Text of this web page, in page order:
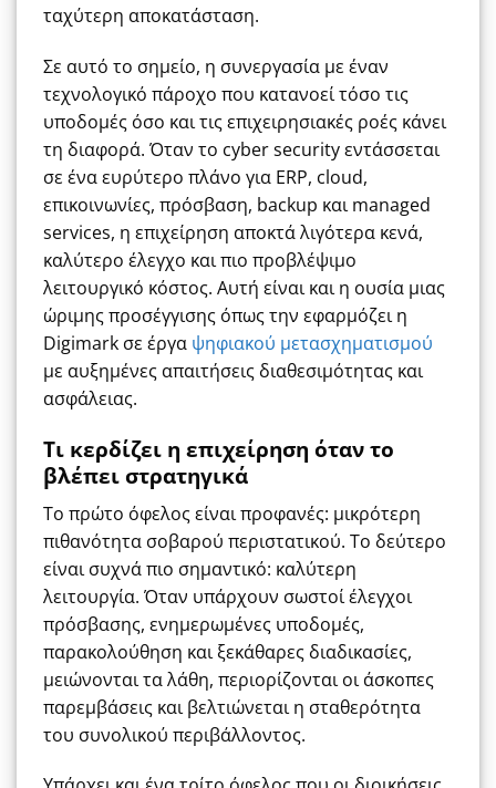
ταχύτερη αποκατάσταση.
Σε αυτό το σημείο, η συνεργασία με έναν
τεχνολογικό πάροχο που κατανοεί τόσο τις
υποδομές όσο και τις επιχειρησιακές ροές κάνει
τη διαφορά. Όταν το cyber security εντάσσεται
σε ένα ευρύτερο πλάνο για ERP, cloud,
επικοινωνίες, πρόσβαση, backup και managed
services, η επιχείρηση αποκτά λιγότερα κενά,
καλύτερο έλεγχο και πιο προβλέψιμο
λειτουργικό κόστος. Αυτή είναι και η ουσία μιας
ώριμης προσέγγισης όπως την εφαρμόζει η
Digimark σε έργα ψηφιακού μετασχηματισμού
με αυξημένες απαιτήσεις διαθεσιμότητας και
ασφάλειας.
Τι κερδίζει η επιχείρηση όταν το
βλέπει στρατηγικά
Το πρώτο όφελος είναι προφανές: μικρότερη
πιθανότητα σοβαρού περιστατικού. Το δεύτερο
είναι συχνά πιο σημαντικό: καλύτερη
λειτουργία. Όταν υπάρχουν σωστοί έλεγχοι
πρόσβασης, ενημερωμένες υποδομές,
παρακολούθηση και ξεκάθαρες διαδικασίες,
μειώνονται τα λάθη, περιορίζονται οι άσκοπες
παρεμβάσεις και βελτιώνεται η σταθερότητα
του συνολικού περιβάλλοντος.